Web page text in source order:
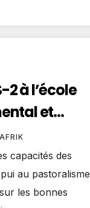
2 à l’école
et
capacités des
au pastoralisme
les bonnes